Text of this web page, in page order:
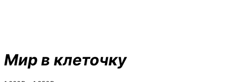
Мир в клеточку